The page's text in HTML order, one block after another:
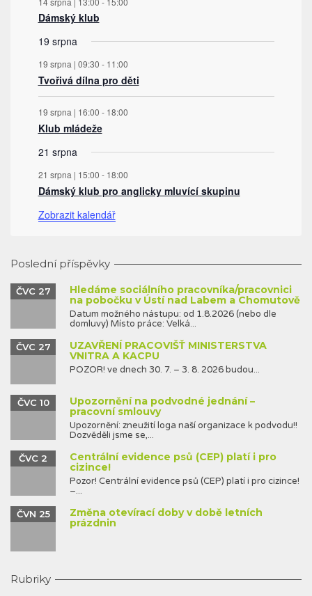
Dámský klub
19 srpna
19 srpna | 09:30 - 11:00
Tvořivá dílna pro děti
19 srpna | 16:00 - 18:00
Klub mládeže
21 srpna
21 srpna | 15:00 - 18:00
Dámský klub pro anglicky mluvící skupinu
Zobrazit kalendář
Poslední příspěvky
Hledáme sociálního pracovníka/pracovnici
na pobočku v Ústí nad Labem a Chomutově
ČVC 27
Datum možného nástupu: od 1.8.2026 (nebo dle
domluvy) Místo práce: Velká...
UZAVŘENÍ PRACOVIŠŤ MINISTERSTVA
VNITRA A KACPU
ČVC 27
POZOR! ve dnech 30. 7. – 3. 8. 2026 budou...
Upozornění na podvodné jednání –
pracovní smlouvy
ČVC 10
Upozornění: zneužití loga naší organizace k podvodu!!
Dozvěděli jsme se,...
Centrální evidence psů (CEP) platí i pro
cizince!
ČVC 2
Pozor! Centrální evidence psů (CEP) platí i pro cizince!
–...
Změna otevírací doby v době letních
prázdnin
ČVN 25
Rubriky